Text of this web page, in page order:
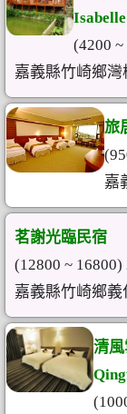
(4200
嘉義縣竹崎鄉
旅
嘉
茗謝光臨民宿
(12800 ~ 16800)
嘉義縣竹崎鄉
清